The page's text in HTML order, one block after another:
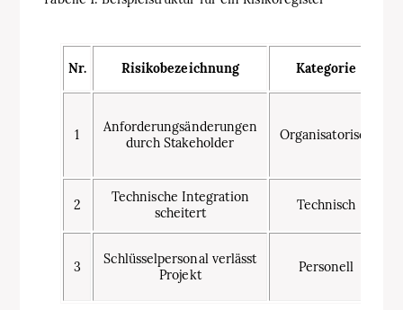
Nr. Risikobezeichnung Kategorie
1
Anforderungsänderungen
durch Stakeholder
Organisatorisch
2
Technische Integration
scheitert
Technisch
3
Schlüsselpersonal verlässt
Projekt
Personell